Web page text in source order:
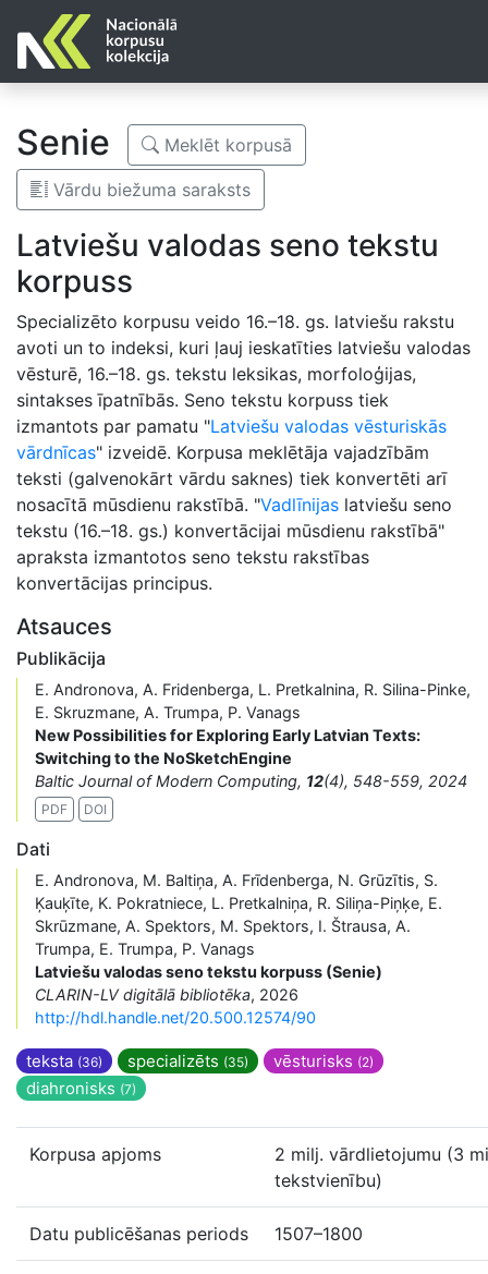
Senie Meklēt korpusā
Vārdu biežuma saraksts
Latviešu valodas seno tekstu
korpuss
Specializēto korpusu veido 16.–18. gs. latviešu rakstu
avoti un to indeksi, kuri ļauj ieskatīties latviešu valodas
vēsturē, 16.–18. gs. tekstu leksikas, morfoloģijas,
sintakses īpatnībās. Seno tekstu korpuss tiek
izmantots par pamatu "Latviešu valodas vēsturiskās
vārdnīcas" izveidē. Korpusa meklētāja vajadzībām
teksti (galvenokārt vārdu saknes) tiek konvertēti arī
nosacītā mūsdienu rakstībā. "Vadlīnijas latviešu seno
tekstu (16.–18. gs.) konvertācijai mūsdienu rakstībā"
apraksta izmantotos seno tekstu rakstības
konvertācijas principus.
Atsauces
Publikācija
E. Andronova, A. Fridenberga, L. Pretkalnina, R. Silina-Pinke,
E. Skruzmane, A. Trumpa, P. Vanags
New Possibilities for Exploring Early Latvian Texts:
Switching to the NoSketchEngine
Baltic Journal of Modern Computing, 12(4), 548-559, 2024
PDF DOI
Dati
E. Andronova, M. Baltiņa, A. Frīdenberga, N. Grūzītis, S.
Ķauķīte, K. Pokratniece, L. Pretkalniņa, R. Siliņa-Piņķe, E.
Skrūzmane, A. Spektors, M. Spektors, I. Štrausa, A.
Trumpa, E. Trumpa, P. Vanags
Latviešu valodas seno tekstu korpuss (Senie)
CLARIN-LV digitālā bibliotēka, 2026
http://hdl.handle.net/20.500.12574/90
teksta (36) specializēts (35) vēsturisks (2)
diahronisks (7)
Korpusa apjoms
2 milj. vārdlietojumu (3
tekstvienību)
Datu publicēšanas periods 1507–1800